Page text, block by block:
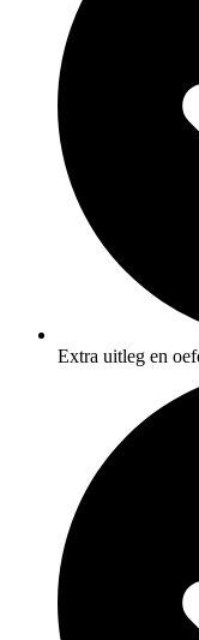
Extra uitleg en